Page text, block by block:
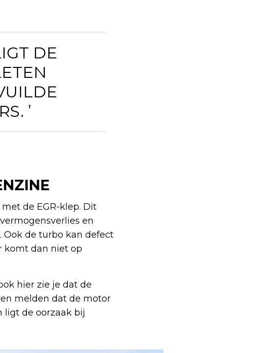
DE
’
de EGR-klep. Dit
en
Ook de turbo kan defect
komt dan niet op
hier zie je dat de
melden dat de motor
ligt de oorzaak bij